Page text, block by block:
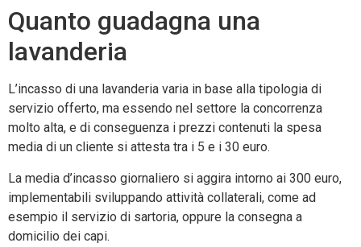
Quanto guadagna una
lavanderia
L’incasso di una lavanderia varia in base alla tipologia di
servizio offerto, ma essendo nel settore la concorrenza
molto alta, e di conseguenza i prezzi contenuti la spesa
media di un cliente si attesta tra i 5 e i 30 euro.
La media d’incasso giornaliero si aggira intorno ai 300 euro,
implementabili sviluppando attività collaterali, come ad
esempio il servizio di sartoria, oppure la consegna a
domicilio dei capi.